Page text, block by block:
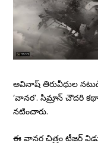
అవినాష్ తిరువీధుల
‘వానర’. సిమ్రాన్ చౌదరి
నటించారు.
ఈ వానర చిత్రం టీజర్